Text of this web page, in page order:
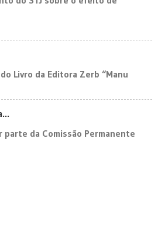
Livro da Editora Zerb “Manu
parte da Comissão Permanente